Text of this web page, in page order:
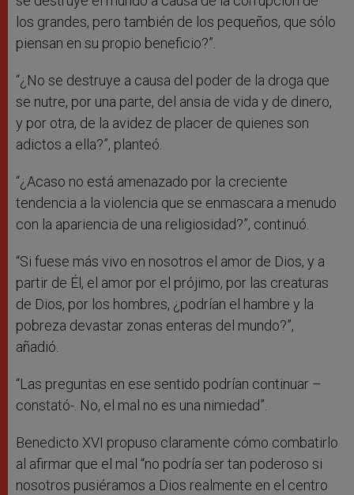
los grandes, pero también de los pequeños, que sólo
piensan en su propio beneficio?”.
“¿No se destruye a causa del poder de la droga que
se nutre, por una parte, del ansia de vida y de dinero,
y por otra, de la avidez de placer de quienes son
adictos a ella?”, planteó.
“¿Acaso no está amenazado por la creciente
tendencia a la violencia que se enmascara a menudo
con la apariencia de una religiosidad?”, continuó.
“Si fuese más vivo en nosotros el amor de Dios, y a
partir de Él, el amor por el prójimo, por las creaturas
de Dios, por los hombres, ¿podrían el hambre y la
pobreza devastar zonas enteras del mundo?”,
añadió.
“Las preguntas en ese sentido podrían continuar –
constató-. No, el mal no es una nimiedad”.
Benedicto XVI propuso claramente cómo combatirlo
al afirmar que el mal “no podría ser tan poderoso si
nosotros pusiéramos a Dios realmente en el centro